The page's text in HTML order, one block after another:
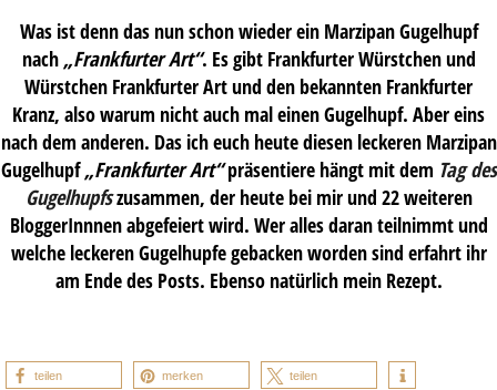
Was ist denn das nun schon wieder ein Marzipan Gugelhupf
nach „Frankfurter Art“. Es gibt Frankfurter Würstchen und
Würstchen Frankfurter Art und den bekannten Frankfurter
Kranz, also warum nicht auch mal einen Gugelhupf. Aber eins
nach dem anderen. Das ich euch heute diesen leckeren Marzipan
Gugelhupf„Frankfurter Art“präsentiere hängt mit dem Tag des
Gugelhupfszusammen, der heute bei mir und 22 weiteren
BloggerInnnen abgefeiert wird. Wer alles daran teilnimmt und
welche leckeren Gugelhupfe gebacken worden sind erfahrt ihr
am Ende des Posts. Ebenso natürlich mein Rezept.
teilen merken teilen